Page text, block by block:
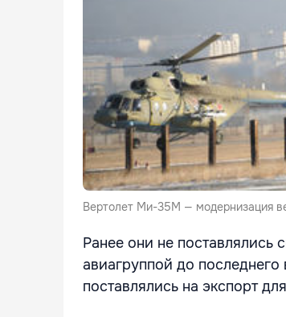
Вертолет Ми-35М — модернизация
Ранее они не поставлялись
авиагруппой до
поставлялись на экспорт